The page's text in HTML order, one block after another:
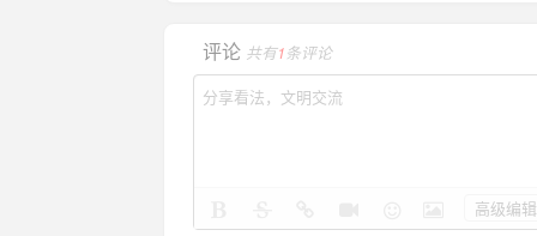
评论 共有1条评论
高级编辑